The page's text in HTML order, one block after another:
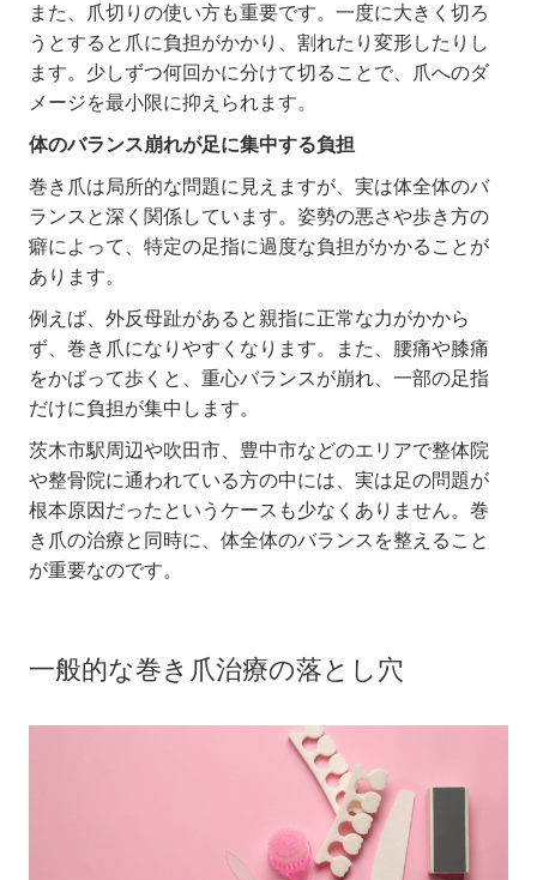
また、爪切りの使い方も重要です。一度に大きく切ろ
うとすると爪に負担がかかり、割れたり変形したりし
ます。少しずつ何回かに分けて切ることで、爪へのダ
メージを最小限に抑えられます。
体のバランス崩れが足に集中する負担
巻き爪は局所的な問題に見えますが、実は体全体のバ
ランスと深く関係しています。姿勢の悪さや歩き方の
癖によって、特定の足指に過度な負担がかかることが
あります。
例えば、外反母趾があると親指に正常な力がかから
ず、巻き爪になりやすくなります。また、腰痛や膝痛
をかばって歩くと、重心バランスが崩れ、一部の足指
だけに負担が集中します。
茨木市駅周辺や吹田市、豊中市などのエリアで整体院
や整骨院に通われている方の中には、実は足の問題が
根本原因だったというケースも少なくありません。巻
き爪の治療と同時に、体全体のバランスを整えること
が重要なのです。
一般的な巻き爪治療の落とし穴